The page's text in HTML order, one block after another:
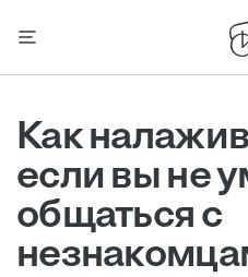
Как
если вы не
общаться с